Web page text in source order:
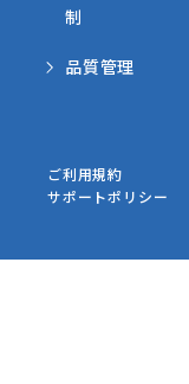
制
品質管理
ご利用規約
サポートポリシー